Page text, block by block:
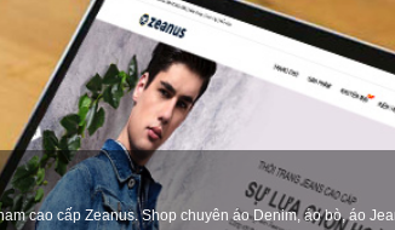
cao cấp Zeanus. Shop chuyên áo Denim, áo bò, áo